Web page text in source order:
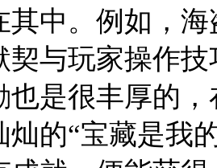
其中。例如，
契与玩家操作
也是很丰厚的
灿的“宝藏是我